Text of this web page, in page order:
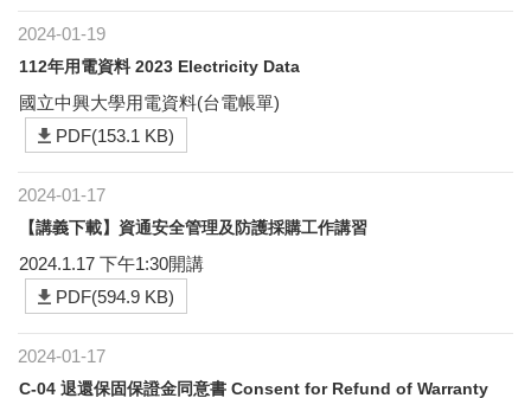
2024-01-19
112年用電資料 2023 Electricity Data
國立中興大學用電資料(台電帳單)
PDF(153.1 KB)
2024-01-17
【講義下載】資通安全管理及防護採購工作講習
2024.1.17 下午1:30開講
PDF(594.9 KB)
2024-01-17
C-04 退還保固保證金同意書 Consent for Refund of Warranty